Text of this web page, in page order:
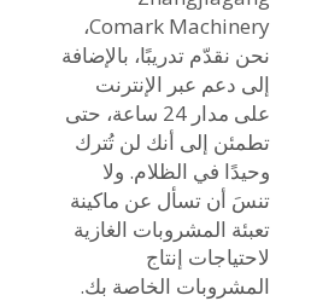
Comark Machinery،
نحن نقدّم تدريبًا، بالإضافة
إلى دعم عبر الإنترنت
على مدار 24 ساعة، حتى
تطمئن إلى أنك لن تُترك
وحيدًا في الظلام. ولا
تنسَ أن تسأل عنماكينة
تعبئة المشروبات الغازية
لاحتياجات إنتاج
المشروبات الخاصة بك.